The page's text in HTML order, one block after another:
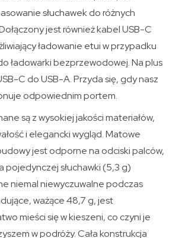
słuchawek do różnych
jest również kabel USB-C
ładowanie etui w przypadku
ładowarki bezprzewodowej. Na plus
C do USB-A. Przyda się, gdy nasz
odpowiednim portem.
są z wysokiej jakości materiałów,
i elegancki wygląd. Matowe
jest odporne na odciski palców,
pojedynczej słuchawki (5,3 g)
niemal niewyczuwalne podczas
ważące 48,7 g, jest
mieści się w kieszeni, co czyni je
w podróży. Cała konstrukcja